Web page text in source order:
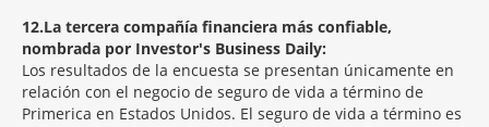
12 La tercera compañía financiera más confiable,
nombrada por Investor's Business Daily:
Los resultados de la encuesta se presentan únicamente en
relación con el negocio de seguro de vida a término de
Primerica en Estados Unidos. El seguro de vida a término es